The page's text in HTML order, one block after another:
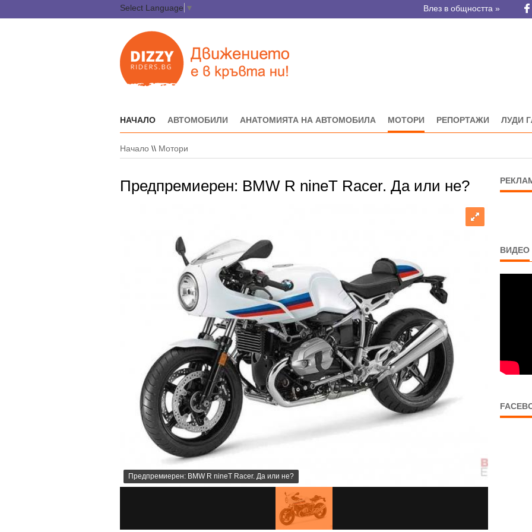
Select Language ▼ Влез в общността »
НАЧАЛО АВТОМОБИЛИ АНАТОМИЯТА НА АВТОМОБИЛА МОТОРИ РЕПОРТАЖИ ЛУДИ
Начало \\ Мотори
Предпремиерен: BMW R nineT Racer. Да или не?
Предпремиерен: BMW R nineT Racer. Да или не?
ВИДЕО